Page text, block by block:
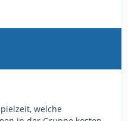
welche